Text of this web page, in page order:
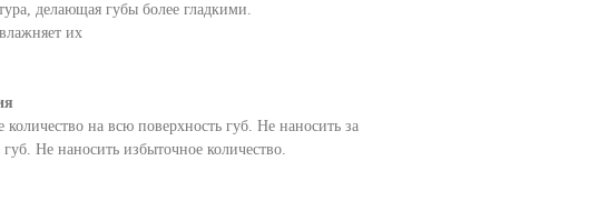
делающая губы более гладкими.
их
на всю поверхность губ. Не наносить за
Не наносить избыточное количество.